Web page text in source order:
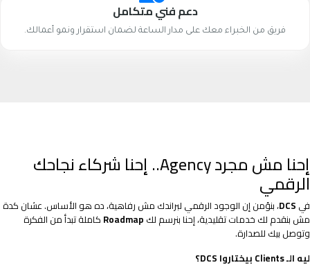
دعم فني متكامل
فريق من الخبراء معك على مدار الساعة لضمان استقرار ونمو أعمالك.
إحنا مش مجرد Agency.. إحنا شركاء نجاحك
الرقمي
في DCS، بنؤمن إن الوجود الرقمي لبراندك مش رفاهية، ده هو الأساس. عشان كدة
مش بنقدم لك خدمات تقليدية، إحنا بنرسم لك Roadmap كاملة تبدأ من الفكرة
وتوصل بيك للصدارة.
ليه الـ Clients بيختاروا DCS؟